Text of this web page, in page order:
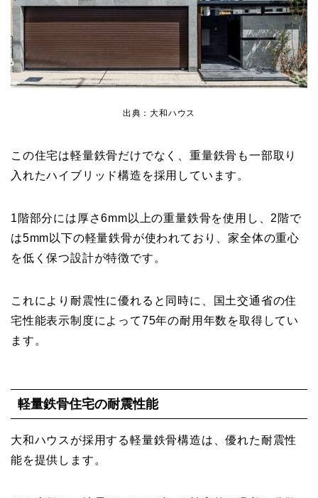
出典：大和ハウス
この住宅は軽量鉄骨だけでなく、重量鉄骨も一部取り
入れたハイブリッド構造を採用しています。
1階部分には厚さ6mm以上の重量鉄骨を使用し、2階で
は5mm以下の軽量鉄骨が使われており、家全体の重心
を低く保つ設計が特徴です。
これにより耐震性に優れると同時に、国土交通省の住
宅性能表示制度によって75年の耐用年数を取得してい
ます。
軽量鉄骨住宅の耐震性能
大和ハウスが採用する軽量鉄骨構造は、優れた耐震性
能を提供します。